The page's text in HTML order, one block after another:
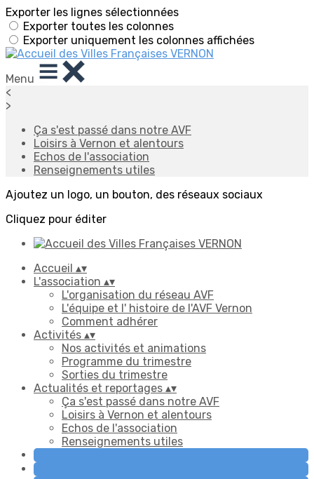
Exporter les lignes sélectionnées
Exporter toutes les colonnes
Exporter uniquement les colonnes affichées
Menu
<
>
Ça s'est passé dans notre AVF
Loisirs à Vernon et alentours
Echos de l'association
Renseignements utiles
Ajoutez un logo, un bouton, des réseaux sociaux
Cliquez pour éditer
Accueil ▴▾
L'association ▴▾
L'organisation du réseau AVF
L'équipe et l' histoire de l'AVF Vernon
Comment adhérer
Activités ▴▾
Nos activités et animations
Programme du trimestre
Sorties du trimestre
Actualités et reportages ▴▾
Ça s'est passé dans notre AVF
Loisirs à Vernon et alentours
Echos de l'association
Renseignements utiles